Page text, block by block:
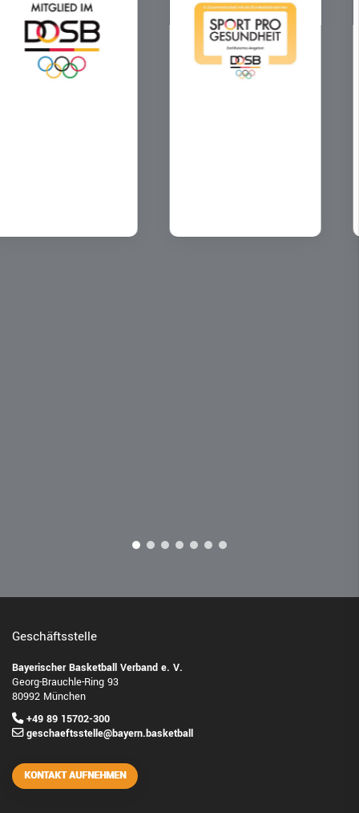
Geschäftsstelle
Bayerischer Basketball Verband e. V.
Georg-Brauchle-Ring 93
80992 München
+49 89 15702-300
geschaeftsstelle@bayern.basketball
KONTAKT AUFNEHMEN